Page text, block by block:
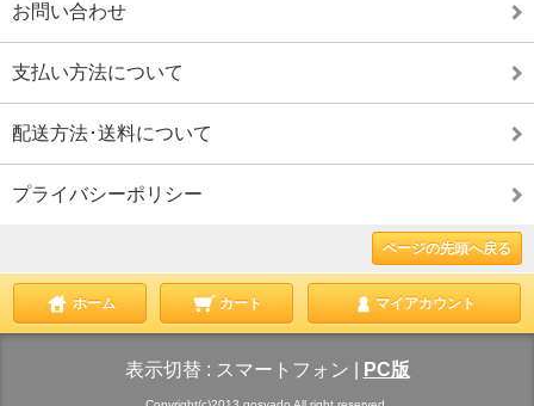
お問い合わせ
支払い方法について
配送方法･送料について
プライバシーポリシー
ページの先頭へ戻る
ホーム カート マイアカウント
表示切替 : スマートフォン PC版